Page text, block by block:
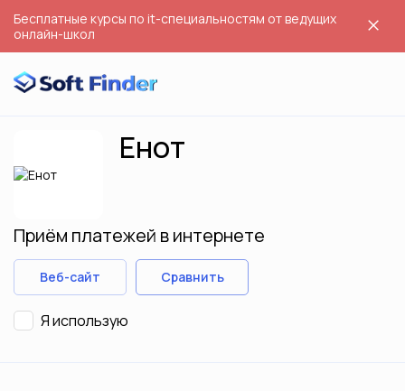
Бесплатные курсы по it-специальностям от ведущих
онлайн-школ
Енот
Приём платежей в интернете
Веб-сайт Сравнить
Я использую